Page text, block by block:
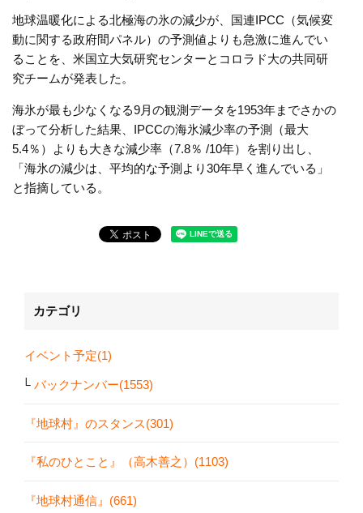
地球温暖化による北極海の氷の減少が、国連IPCC（気候変
動に関する政府間パネル）の予測値よりも急激に進んでい
ることを、米国立大気研究センターとコロラド大の共同研
究チームが発表した。
海氷が最も少なくなる9月の観測データを1953年までさかの
ぼって分析した結果、IPCCの海氷減少率の予測（最大
5.4％）よりも大きな減少率（7.8％ /10年）を割り出し、
「海氷の減少は、平均的な予測より30年早く進んでいる」
と指摘している。
カテゴリ
イベント予定(1)
バックナンバー(1553)
『地球村』のスタンス(301)
『私のひとこと』（高木善之）(1103)
『地球村通信』(661)